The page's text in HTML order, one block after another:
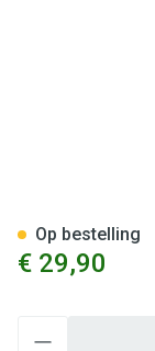
€ 29,90
Op bestelling